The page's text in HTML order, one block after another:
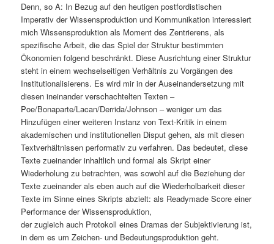
Denn, so A: In Bezug auf den heutigen postfordistischen
Imperativ der Wissensproduktion und Kommunikation interessiert
mich Wissensproduktion als Moment des Zentrierens, als
spezifische Arbeit, die das Spiel der Struktur bestimmten
Ökonomien folgend beschränkt. Diese Ausrichtung einer Struktur
steht in einem wechselseitigen Verhältnis zu Vorgängen des
Institutionalisierens. Es wird mir in der Auseinandersetzung mit
diesen ineinander verschachtelten Texten –
Poe/Bonaparte/Lacan/Derrida/Johnson – weniger um das
Hinzufügen einer weiteren Instanz von Text-Kritik in einem
akademischen und institutionellen Disput gehen, als mit diesen
Textverhältnissen performativ zu verfahren. Das bedeutet, diese
Texte zueinander inhaltlich und formal als Skript einer
Wiederholung zu betrachten, was sowohl auf die Beziehung der
Texte zueinander als eben auch auf die Wiederholbarkeit dieser
Texte im Sinne eines Skripts abzielt: als Readymade Score einer
Performance der Wissensproduktion,
der zugleich auch Protokoll eines Dramas der Subjektivierung ist,
in dem es um Zeichen- und Bedeutungsproduktion geht.